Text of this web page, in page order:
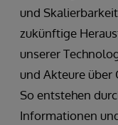
und
zukünftige
unserer
und Akteure über
So entstehen
Informationen